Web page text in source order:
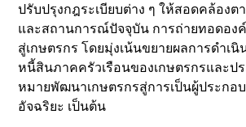
ปรับปรุงกฎระเบียบต่าง ๆ ให้สอดคล้อง
และสถานการณ์ปัจจุบัน การถ่ายทอดอ
สู่เกษตรกร โดยมุ่งเน้นขยายผลการดำเ
หนี้สินภาคครัวเรือนของเกษตรกรและป
หมายพัฒนาเกษตรกรสู่การเป็นผู้ประกอ
อัจฉริยะ เป็นต้น